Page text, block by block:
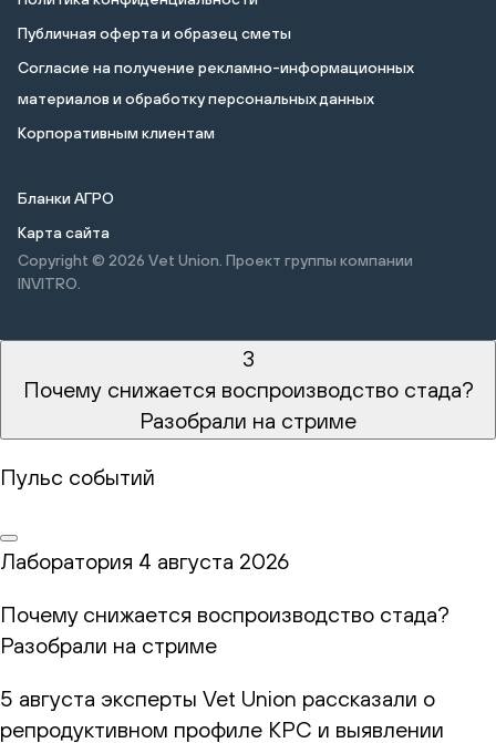
Публичная оферта и образец сметы
Cогласие на получение рекламно-информационных
материалов и обработку персональных данных
Корпоративным клиентам
Бланки АГРО
Карта сайта
Copyright © 2026 Vet Union. Проект группы компании
INVITRO.
3
Почему снижается воспроизводство стада?
Разобрали на стриме
Пульс событий
Лаборатория 4 августа 2026
Почему снижается воспроизводство стада?
Разобрали на стриме
5 августа эксперты Vet Union рассказали о
репродуктивном профиле КРС и выявлении